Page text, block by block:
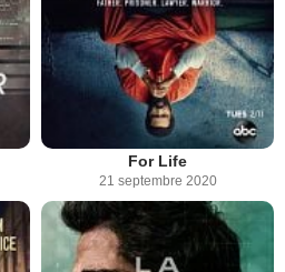
For Life
21 septembre 2020